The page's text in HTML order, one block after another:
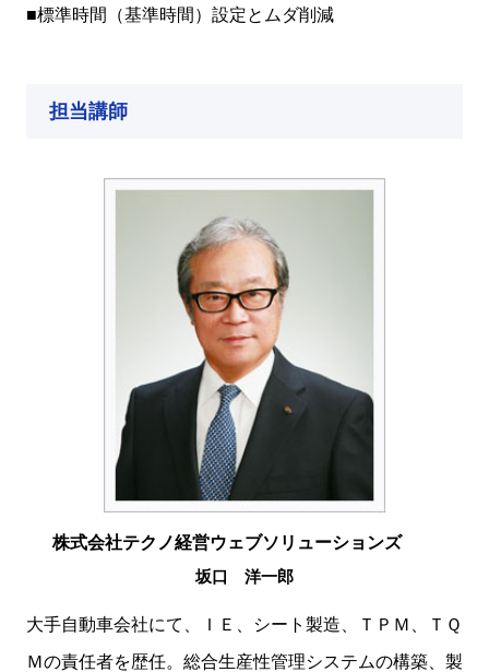
■標準時間（基準時間）設定とムダ削減
担当講師
株式会社テクノ経営ウェブソリューションズ
坂口 洋一郎
大手自動車会社にて、ＩＥ、シート製造、ＴＰＭ、ＴＱ
Ｍの責任者を歴任。総合生産性管理システムの構築、製